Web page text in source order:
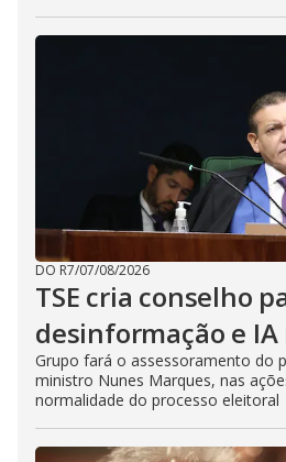
DO R7/07/08/2026
TSE cria conselho
desinformação e IA
Grupo fará o assessoramento do
ministro Nunes Marques, nas
normalidade do processo eleitoral